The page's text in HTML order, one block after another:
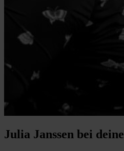
Julia Janssen bei